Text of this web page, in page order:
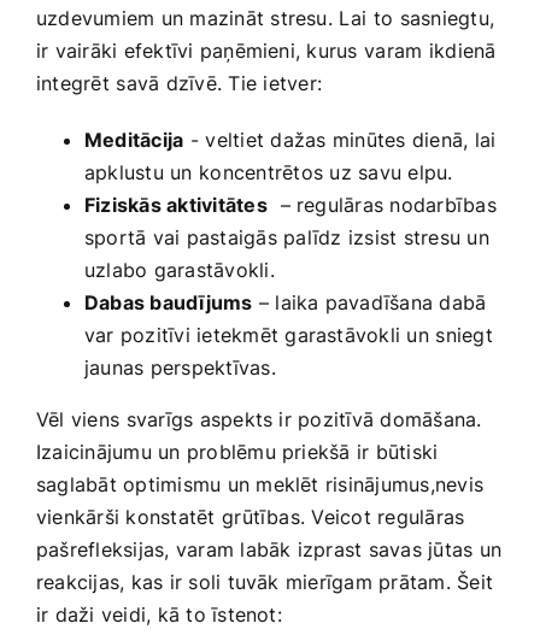
uzdevumiem un mazināt stresu.⁣ Lai ⁢to ⁢sasniegtu,
ir vairāki efektīvi paņēmieni, kurus⁣ varam ⁢ikdienā
integrēt ⁢savā dzīvē. Tie⁤ ietver:
Meditācija -⁢ veltiet dažas⁢ minūtes ​dienā, ‍lai⁣
apklustu un ⁢koncentrētos ⁢uz savu elpu.
Fiziskās aktivitātes⁣ – regulāras nodarbības‍
sportā vai pastaigās palīdz⁤ izsist stresu un
uzlabo garastāvokli.
Dabas ‌baudījums – laika pavadīšana dabā
var ​pozitīvi ietekmēt garastāvokli un⁣ sniegt
jaunas perspektīvas.
Vēl viens⁢ svarīgs aspekts ir pozitīvā domāšana.
Izaicinājumu un problēmu‌ priekšā ir būtiski
saglabāt optimismu un meklēt risinājumus,nevis
vienkārši ‍konstatēt ⁢grūtības. Veicot regulāras
pašrefleksijas, varam labāk‍ izprast savas jūtas​ un
reakcijas, kas ‌ir soli tuvāk mierīgam prātam. Šeit
ir daži veidi, kā to​ īstenot: